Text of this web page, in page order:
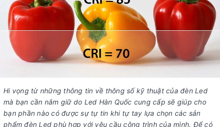
Hi vọng từ những thông tin về thông số kỹ thuật của đèn Led
mà bạn cần nắm giữ do Led Hàn Quốc cung cấp sẽ giúp cho
bạn phần nào có được sự tự tin khi tự tay lựa chọn các sản
phẩm đèn Led phù hợp với yêu cầu công trình của mình. Để có